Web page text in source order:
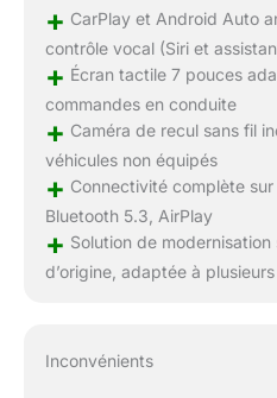
+ CarPlay et Android Auto
contrôle vocal (Siri et
+ Écran tactile 7 pouces
commandes en conduite
+ Caméra de recul sans fil
véhicules non équipés
+ Connectivité complète sur
Bluetooth 5.3, AirPlay
+ Solution de modernisation
d’origine, adaptée à
Inconvénients